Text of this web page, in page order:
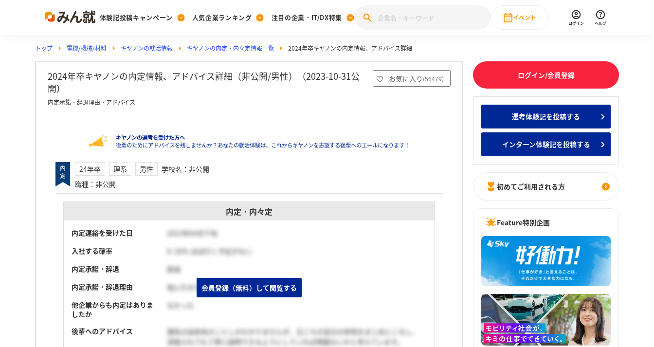
体験記投稿キャンペーン
Post
投稿する
[27卒] 本選考体験記投稿キャンペーン
人気企業ランキング
Ranking
ランキングを見る
みんなのDX企業就職ブランド調査
みんなの新卒就職人気企業ランキング みんなのインターン人気企業ランキ
注目の企業・IT/DX特集
PickUp
注目の企業特集
28卒 IT・DX現場社員インタビュー
動画で知ろう！業界・企業研究
イベント
直近のイベント一覧
ログイン ヘルプ
トップ 電機/機械/材料 キヤノンの就活情報 キヤノンの内定・内々定情報一覧 2024年卒キヤノンの内定情報、アドバイス詳細
2024年卒キヤノンの内定情報、アドバイス詳細（非公開/男性）（2023-10-31公
開）
お気に入り (56479)
内定承諾・辞退理由・アドバイス
キヤノンの選考を受けた方へ
後輩のためにアドバイスを残しませんか？あなたの就活体験は、これからキヤノンを志望する後輩へのエールになります！
24年卒 理系 男性 学校名 ： 非公開
職種 ： 非公開
内定・内々定
内定連絡を受けた日
2023年04月下旬
入社する確率
0~20% ほぼ行く予定がない
内定承諾・辞退
辞退
内定承諾・辞退理由
他に行きたい企業があった
他企業からも内定はありま
したか
なかった
後輩へのアドバイス
理系の技術系のことしかわかりませんが、日ごろの自分の研究をまじめにこなし、
深堀されても丁寧に説明できるようにしていれば問題ないかと考えています。
会員登録（無料）して閲覧する
ログイン/会員登録
選考体験記を投稿する
インターン体験記を投稿する
初めてご利用される方
Feature特別企画